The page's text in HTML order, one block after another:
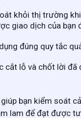
khỏi thị trường
giao dịch của bạn
đúng quy tắc
cắt lỗ và chốt lời đã
bạn kiểm soát
lam để đạt được